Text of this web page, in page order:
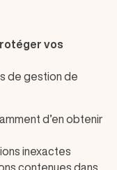
vos
de gestion de
d’en obtenir
inexactes
contenues dans